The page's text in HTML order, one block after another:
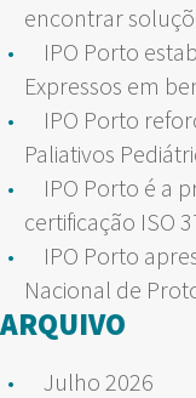
encontrar
IPO Porto
Expressos em
IPO Porto
Paliativos
IPO Porto é a
certificação ISO
IPO Porto
Nacional de
ARQUIVO
Julho 2026